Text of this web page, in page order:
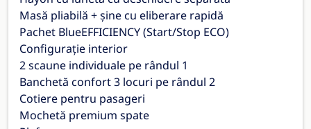
Masă pliabilă + șine cu eliberare rapidă
Pachet BlueEFFICIENCY (Start/Stop ECO)
Configurație interior
2 scaune individuale pe rândul 1
Banchetă confort 3 locuri pe rândul 2
Cotiere pentru pasageri
Mochetă premium spate